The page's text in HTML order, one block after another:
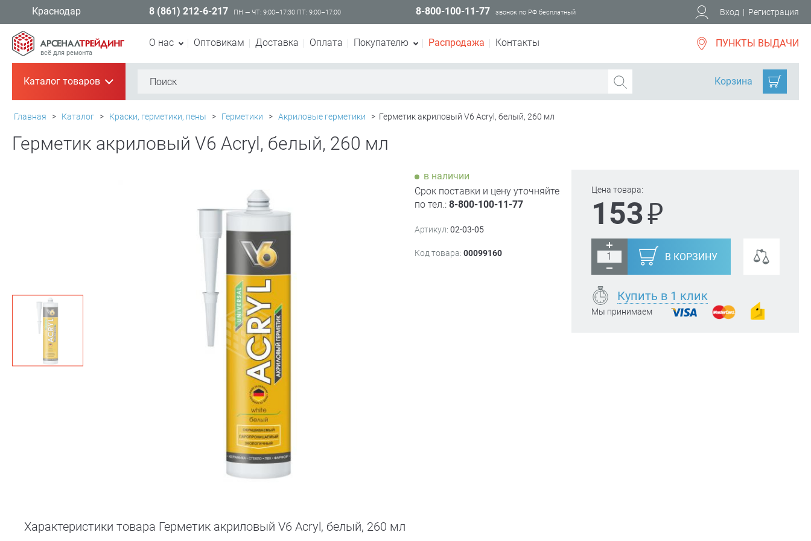
Краснодар 8 (861) 212-6-217 ПН — ЧТ: 9:00–17:30 ПТ: 9:00–17:00 8-800-100-11-77 звонок по РФ бесплатный Вход | Регистрация
всё для ремонта
О нас Оптовикам Доставка Оплата Покупателю Распродажа Контакты ПУНКТЫ ВЫДАЧИ
Каталог товаров+ Корзина
Главная > Каталог > Краски, герметики, пены > Герметики > Акриловые герметики > Герметик акриловый V6 Acryl, белый, 260 мл
Герметик акриловый V6 Acryl, белый, 260 мл
Цена товара:
153₽
В КОРЗИНУ
Купить в 1 клик
Мы принимаем
в наличии
Срок поставки и цену уточняйте
по тел.:8-800-100-11-77
Артикул: 02-03-05
Код товара: 00099160
Характеристики товара Герметик акриловый V6 Acryl, белый, 260 мл